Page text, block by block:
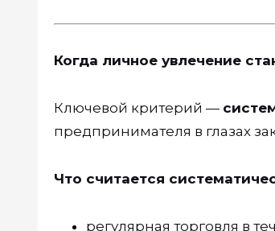
Когда личное увлечение
Ключевой критерий —
предпринимателя в глазах
Что считается
регулярная торговля в